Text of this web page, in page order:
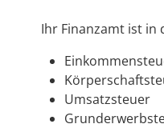
Ihr Finanzamt ist in
Umsatzsteuer